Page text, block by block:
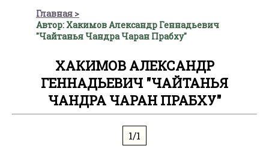
Главная
Автор: Хакимов Александр Геннадьевич
"Чайтанья Чандра Чаран Прабху"
ХАКИМОВ АЛЕКСАНДР
ГЕННАДЬЕВИЧ "ЧАЙТАНЬЯ
ЧАНДРА ЧАРАН ПРАБХУ"
1/1